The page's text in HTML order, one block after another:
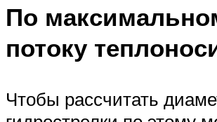
По
потоку
Чтобы рассчитать